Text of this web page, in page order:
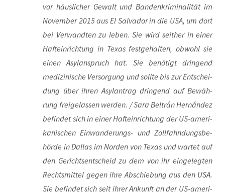
vor häus­li­cher Gewalt und Ban­den­kri­mi­na­li­tät im
Novem­ber 2015 aus El Sal­va­dor in die USA, um dort
bei Ver­wand­ten zu leben. Sie wird seit­her in einer
Haft­ein­rich­tung in Texas fest­ge­hal­ten, obwohl sie
einen Asyl­an­spruch hat. Sie benö­tigt drin­gend
medi­zi­ni­sche Ver­sor­gung und soll­te bis zur Ent­schei­
dung über ihren Asyl­an­trag drin­gend auf Bewäh­
rung frei­ge­las­sen wer­den. / Sara Bel­trán Hernán­dez
befin­det sich in einer Haft­ein­rich­tung der US-ame­ri­
ka­ni­schen Ein­wan­de­rungs- und Zoll­fahn­dungs­be­
hör­de in Dal­las im Nor­den von Texas und war­tet auf
den Gerichts­ent­scheid zu dem von ihr ein­ge­leg­ten
Rechts­mit­tel gegen ihre Abschie­bung aus den USA.
Sie befin­det sich seit ihrer Ankunft an der US-ame­ri­